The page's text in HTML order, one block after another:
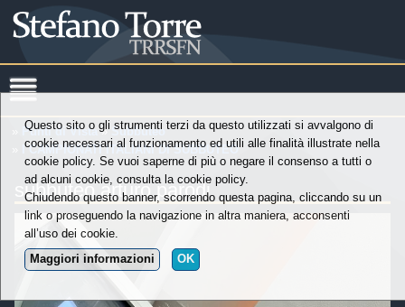
Punti di Vista » Subbuteo
I CAMPIONATI ITALIANI DI SUBBUTEO
subbuteo arturo parodi
Questo sito o gli strumenti terzi da questo utilizzati si avvalgono di
cookie necessari al funzionamento ed utili alle finalità illustrate nella
cookie policy. Se vuoi saperne di più o negare il consenso a tutti o
ad alcuni cookie, consulta la cookie policy.
Chiudendo questo banner, scorrendo questa pagina, cliccando su un
link o proseguendo la navigazione in altra maniera, acconsenti
all’uso dei cookie.
Maggiori informazioni
OK